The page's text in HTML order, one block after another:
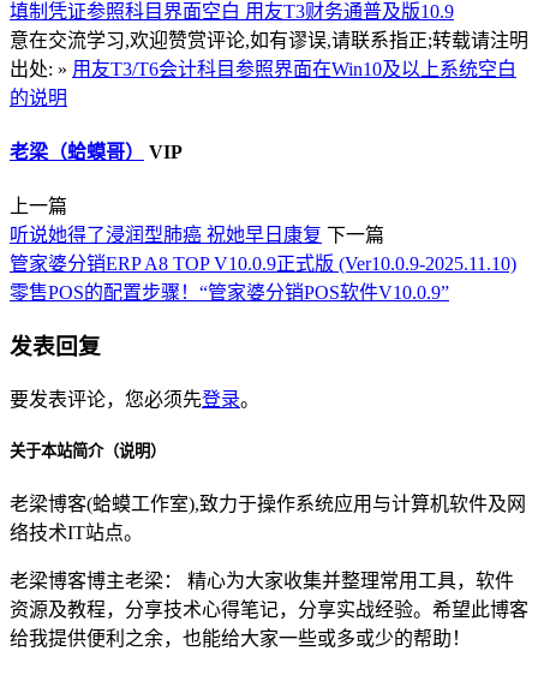
填制凭证参照科目界面空白 用友T3财务通普及版10.9
意在交流学习,欢迎赞赏评论,如有谬误,请联系指正;转载请注明
出处: » 用友T3/T6会计科目参照界面在Win10及以上系统空白
的说明
老梁（蛤蟆哥） VIP
上一篇
听说她得了浸润型肺癌 祝她早日康复 下一篇
管家婆分销ERP A8 TOP V10.0.9正式版 (Ver10.0.9-2025.11.10)
零售POS的配置步骤！“管家婆分销POS软件V10.0.9”
发表回复
要发表评论，您必须先登录。
关于本站简介（说明）
老梁博客(蛤蟆工作室),致力于操作系统应用与计算机软件及网
络技术IT站点。
老梁博客博主老梁： 精心为大家收集并整理常用工具，软件
资源及教程，分享技术心得笔记，分享实战经验。希望此博客
给我提供便利之余，也能给大家一些或多或少的帮助！